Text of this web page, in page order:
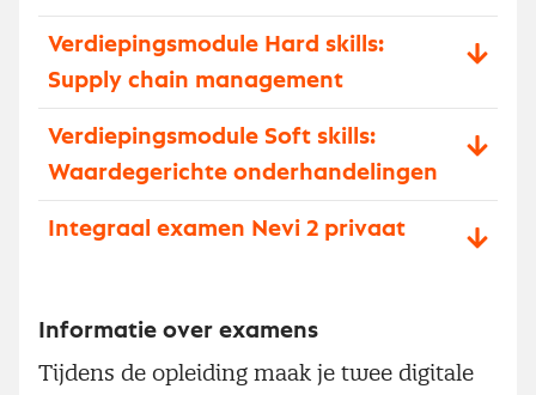
Verdiepingsmodule Hard skills:
Supply chain management
Verdiepingsmodule Soft skills:
Waardegerichte onderhandelingen
Integraal examen Nevi 2 privaat
Informatie over examens
Tijdens de opleiding maak je twee digitale